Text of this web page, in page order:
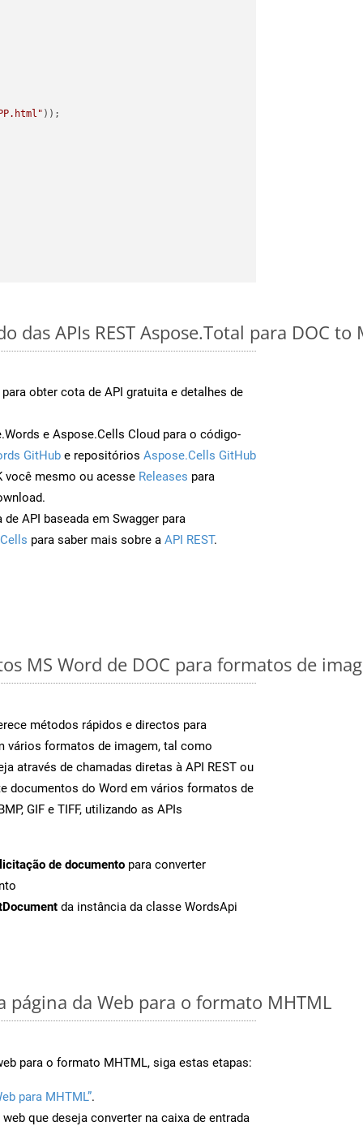
das APIs REST Aspose.Total para DOC to
para obter cota de API gratuita e detalhes de
e Aspose.Cells Cloud para o código-
GitHub e repositórios Aspose.Cells GitHub
você mesmo ou acesse Releases para
API baseada em Swagger para
para saber mais sobre a API REST.
MS Word de DOC para formatos de
métodos rápidos e directos para
vários formatos de imagem, tal como
através de chamadas diretas à API REST ou
documentos do Word em vários formatos de
GIF e TIFF, utilizando as APIs
de documento para converter
da instância da classe WordsApi
página da Web para o formato MHTML
para o formato MHTML, siga estas etapas:
para MHTML”.
que deseja converter na caixa de entrada